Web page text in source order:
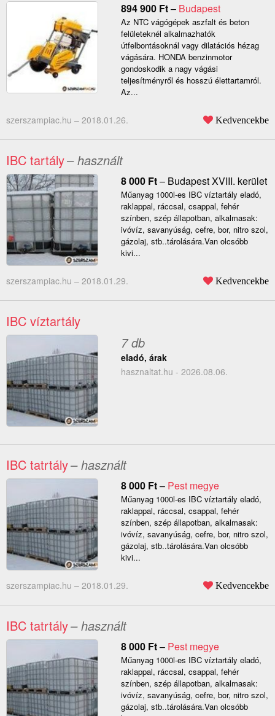
894 900 Ft– Budapest
Az NTC vágógépek aszfalt és beton
felületeknél alkalmazhatók
útfelbontásoknál vagy dilatációs hézag
vágására. HONDA benzinmotor
gondoskodik a nagy vágási
teljesítményről és hosszú élettartamról.
Az...
szerszampiac.hu – 2018.01.26. Kedvencekbe
IBC tartály– használt
8 000 Ft– Budapest XVIII. kerület
Műanyag 1000l-es IBC víztartály eladó,
raklappal, ráccsal, csappal, fehér
színben, szép állapotban, alkalmasak:
ivóvíz, savanyúság, cefre, bor, nitro szol,
gázolaj, stb..tárolására.Van olcsóbb
kivi...
szerszampiac.hu – 2018.01.29. Kedvencekbe
IBC víztartály
7 db
eladó, árak
hasznaltat.hu - 2026.08.06.
IBC tatrtály– használt
8 000 Ft– Pest megye
Műanyag 1000l-es IBC víztartály eladó,
raklappal, ráccsal, csappal, fehér
színben, szép állapotban, alkalmasak:
ivóvíz, savanyúság, cefre, bor, nitro szol,
gázolaj, stb..tárolására.Van olcsóbb
kivi...
szerszampiac.hu – 2018.01.29. Kedvencekbe
IBC tatrtály– használt
8 000 Ft– Pest megye
Műanyag 1000l-es IBC víztartály eladó,
raklappal, ráccsal, csappal, fehér
színben, szép állapotban, alkalmasak:
ivóvíz, savanyúság, cefre, bor, nitro szol,
gázolaj, stb..tárolására.Van olcsóbb